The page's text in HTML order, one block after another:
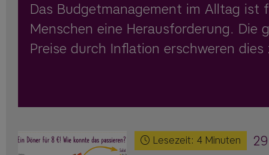
Das Budgetmanagement im Alltag ist
Menschen eine Herausforderung. Die
Preise durch Inflation erschweren
Lesezeit: 4 Minuten